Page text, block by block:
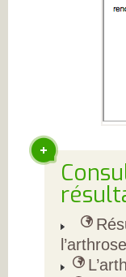
l’arthrose